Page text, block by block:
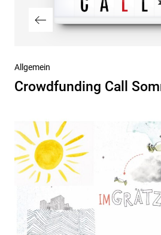
Vorheriger
Beitrag
Allgemein
Crowdfunding Call